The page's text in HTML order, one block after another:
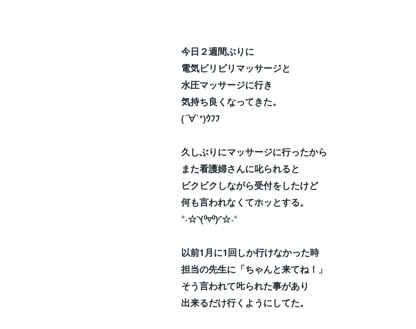
今日２週間ぶりに
電気ビリビリマッサージと
水圧マッサージに行き
気持ち良くなってきた。
(´∀`*)ｳﾌﾌ
久しぶりにマッサージに行ったから
また看護婦さんに叱られると
ビクビクしながら受付をしたけど
何も言われなくてホッとする。
°˖☆◝(⁰▿⁰)◜☆˖°
以前1月に1回しか行けなかった時
担当の先生に「ちゃんと来てね！」
そう言われて𠮟られた事があり
出来るだけ行くようにしてた。